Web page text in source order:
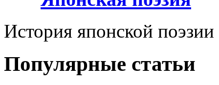
История японской поэзии
Популярные статьи